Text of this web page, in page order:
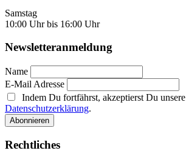
Samstag
10:00 Uhr bis 16:00 Uhr
Newsletteranmeldung
Name
E-Mail Adresse
Indem Du fortfährst, akzeptierst Du unsere
Datenschutzerklärung.
Rechtliches